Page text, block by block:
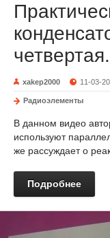
четвертая.
xakep2000 11-03-
Радиоэлементы
В данном видео
используют
же рассуждает о
Подробнее